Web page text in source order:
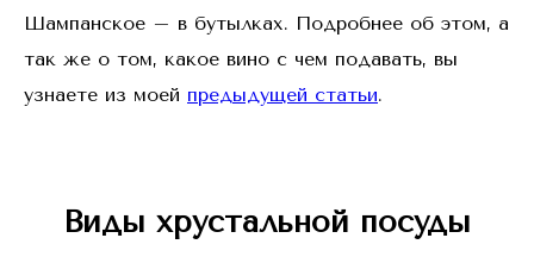
Шампанское – в бутылках. Подробнее об этом, а
так же о том, какое вино с чем подавать, вы
узнаете из моей предыдущей статьи.
Виды хрустальной посуды